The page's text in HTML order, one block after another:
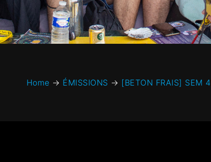
Home → ÉMISSIONS → [BETON FRAIS] SEM